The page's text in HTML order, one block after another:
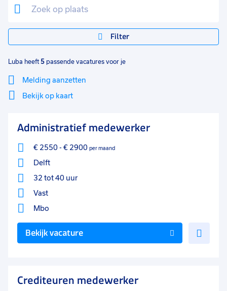
Filter
Luba heeft 5 passende vacatures voor je
Melding aanzetten
Bekijk op kaart
Filter
Sluiten
Administratief medewerker
€ 2550- € 2900 per maand
Delft
32 tot 40 uur
Vast
Mbo
Bekijk vacature
Crediteuren medewerker